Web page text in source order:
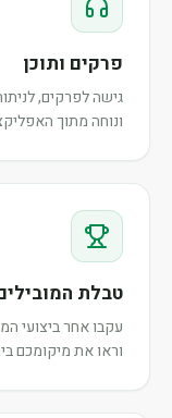
פרקים ותוכן
גישה לפרקים,
ונוחה מתוך
טבלת
עקבו אחר ביצועי
וראו את מיקומכם